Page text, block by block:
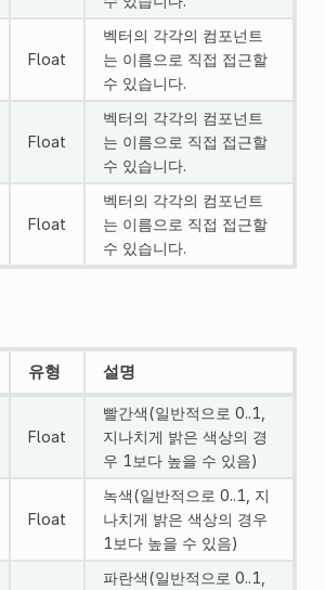
Float
벡터의 각각의 컴포넌트
는 이름으로 직접 접근할
수 있습니다.
Float
벡터의 각각의 컴포넌트
는 이름으로 직접 접근할
수 있습니다.
Float
벡터의 각각의 컴포넌트
는 이름으로 직접 접근할
수 있습니다.
유형 설명
Float
빨간색(일반적으로 0..1,
지나치게 밝은 색상의 경
우 1보다 높을 수 있음)
Float
녹색(일반적으로 0..1, 지
나치게 밝은 색상의 경우
1보다 높을 수 있음)
파란색(일반적으로 0..1,